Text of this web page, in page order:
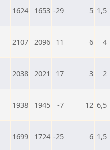
1624 1653 -29 5 1,5
2107 2096 11 6 4
2038 2021 17 3 2
1938 1945 -7 12 6,5
1699 1724 -25 6 1,5